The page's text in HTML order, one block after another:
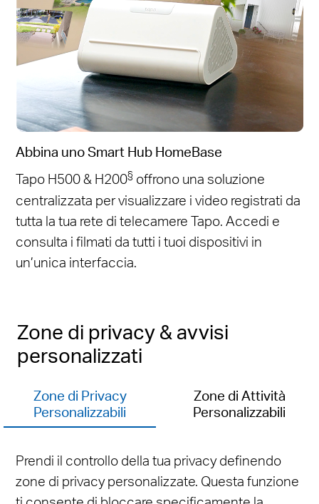
Abbina uno Smart Hub HomeBase
Tapo H500 & H200§ offrono una soluzione
centralizzata per visualizzare i video registrati da
tutta la tua rete di telecamere Tapo. Accedi e
consulta i filmati da tutti i tuoi dispositivi in
un’unica interfaccia.
Zone di privacy & avvisi
personalizzati
Zone di Privacy
Personalizzabili
Zone di Attività
Personalizzabili
Prendi il controllo della tua privacy definendo
zone di privacy personalizzate. Questa funzione